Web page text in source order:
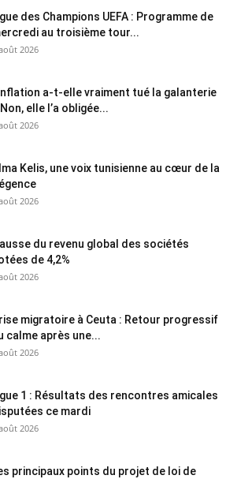
des Champions UEFA : Programme de
au troisième tour...
2026
a-t-elle vraiment tué la galanterie
elle l’a obligée...
2026
Kelis, une voix tunisienne au cœur de la
2026
du revenu global des sociétés
de 4,2%
2026
migratoire à Ceuta : Retour progressif
calme après une...
2026
1 : Résultats des rencontres amicales
ce mardi
2026
principaux points du projet de loi de